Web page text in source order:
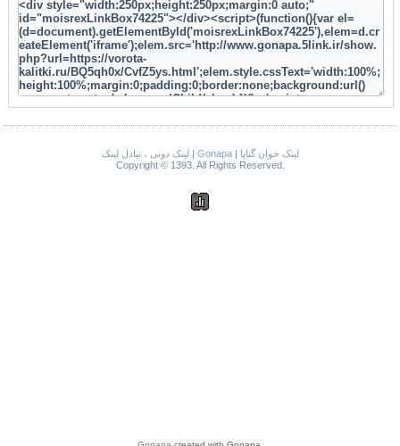
لینک دونی ، تبادل لینک| Gonapa|
لینک خوان گناپا
Copyright © 1393. All Rights Reserved.